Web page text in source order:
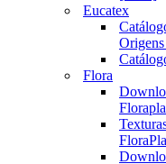
Eucatex
Flora